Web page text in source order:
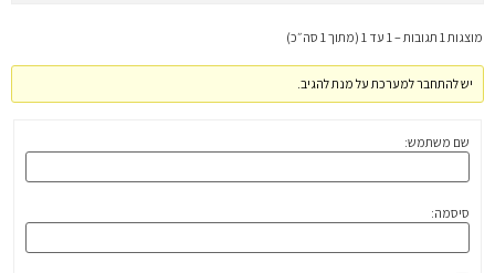
מוצגות 1 תגובות – 1 עד 1 (מתוך 1 סה״כ)
יש להתחבר למערכת על מנת להגיב.
שם משתמש:
סיסמה: